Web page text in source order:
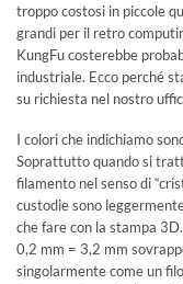
troppo costosi in piccole
grandi per il retro
KungFu costerebbe
industriale. Ecco perché
su richiesta nel nostro
I colori che indichiamo
Soprattutto quando si
filamento nel senso di
custodie sono
che fare con la stampa
0,2 mm = 3,2 mm
singolarmente come un